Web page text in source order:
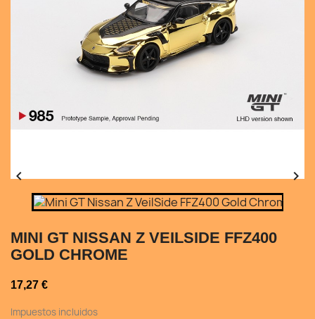
 
MINI GT NISSAN Z VEILSIDE FFZ400
GOLD CHROME
17,27 €
Impuestos incluidos